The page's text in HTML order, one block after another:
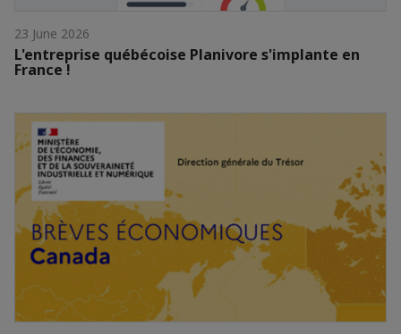
23 June 2026
L'entreprise québécoise Planivore s'implante en
France !